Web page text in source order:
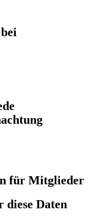
für Mitglieder
diese Daten